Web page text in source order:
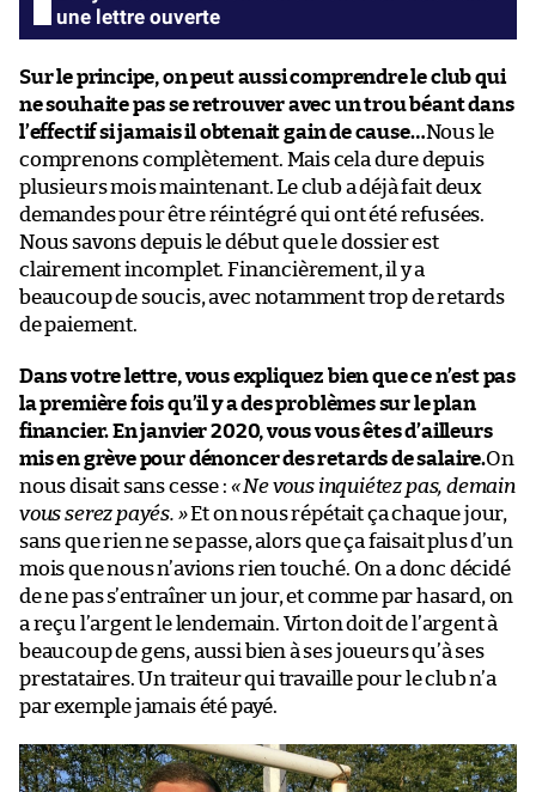
une lettre ouverte
Sur le principe, on peut aussi comprendre le club qui
ne souhaite pas se retrouver avec un trou béant dans
l’effectif si jamais il obtenait gain de cause…Nous le
comprenons complètement. Mais cela dure depuis
plusieurs mois maintenant. Le club a déjà fait deux
demandes pour être réintégré qui ont été refusées.
Nous savons depuis le début que le dossier est
clairement incomplet. Financièrement, il y a
beaucoup de soucis, avec notamment trop de retards
de paiement.
Dans votre lettre, vous expliquez bien que ce n’est pas
la première fois qu’il y a des problèmes sur le plan
financier. En janvier 2020, vous vous êtes d’ailleurs
mis en grève pour dénoncer des retards de salaire.On
nous disait sans cesse : « Ne vous inquiétez pas, demain
vous serez payés. »Et on nous répétait ça chaque jour,
sans que rien ne se passe, alors que ça faisait plus d’un
mois que nous n’avions rien touché. On a donc décidé
de ne pas s’entraîner un jour, et comme par hasard, on
a reçu l’argent le lendemain. Virton doit de l’argent à
beaucoup de gens, aussi bien à ses joueurs qu’à ses
prestataires. Un traiteur qui travaille pour le club n’a
par exemple jamais été payé.